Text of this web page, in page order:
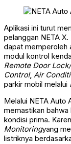
Aplikasi ini turut
pelanggan NETA
dapat memperoleh
modul kontrol
Remote Door
Control, Air
parkir mobil melalui
Melalui NETA Auto
memastikan bahwa
kondisi prima.
Monitoringyang
listriknya